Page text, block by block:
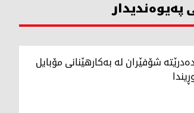
پەیوەندیدار
شۆفێران لە بەکارهێنانی مۆبایل